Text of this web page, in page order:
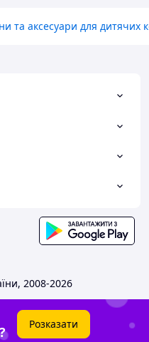
та аксесуари для дитячих
2008-2026
Розказати